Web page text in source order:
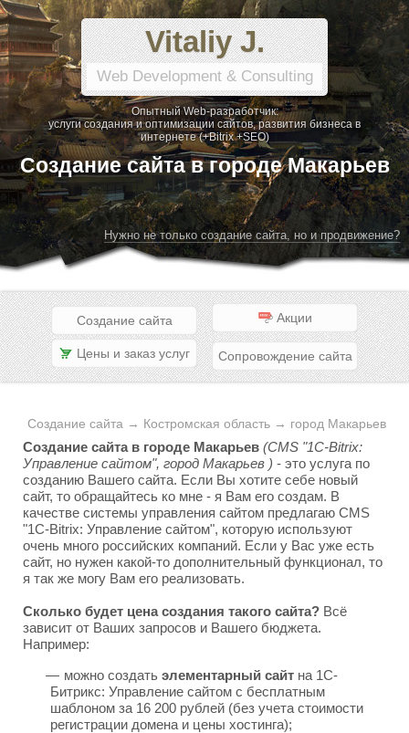
Vitaliy J.
Web Development & Consulting
Опытный Web-разработчик:
услуги создания и оптимизации сайтов, развития бизнеса в
интернете (+Bitrix +SEO)
Создание сайта в городе Макарьев
Нужно не только создание сайта, но и продвижение?
Создание сайта Акции
Цены и заказ услуг Сопровождение сайта
Создание сайта → Костромская область → город Макарьев
Создание сайта в городе Макарьев (CMS "1C-Bitrix:
Управление сайтом", город Макарьев ) - это услуга по
созданию Вашего сайта. Если Вы хотите себе новый
сайт, то обращайтесь ко мне - я Вам его создам. В
качестве системы управления сайтом предлагаю CMS
"1C-Bitrix: Управление сайтом", которую используют
очень много российских компаний. Если у Вас уже есть
сайт, но нужен какой-то дополнительный функционал, то
я так же могу Вам его реализовать.
Сколько будет цена создания такого сайта? Всё
зависит от Ваших запросов и Вашего бюджета.
Например:
можно создать элементарный сайт на 1С-
Битрикс: Управление сайтом с бесплатным
шаблоном за 16 200 рублей (без учета стоимости
регистрации домена и цены хостинга);